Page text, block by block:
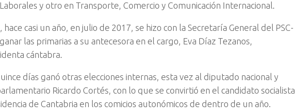
y otro en Transporte, Comercio y Comunicación Internacional.
hace casi un año, en julio de 2017, se hizo con la Secretaría General del PSC-
ganar las primarias a su antecesora en el cargo, Eva Díaz Tezanos,
cántabra.
días ganó otras elecciones internas, esta vez al diputado nacional y
Ricardo Cortés, con lo que se convirtió en el candidato socialista
de Cantabria en los comicios autonómicos de dentro de un año.